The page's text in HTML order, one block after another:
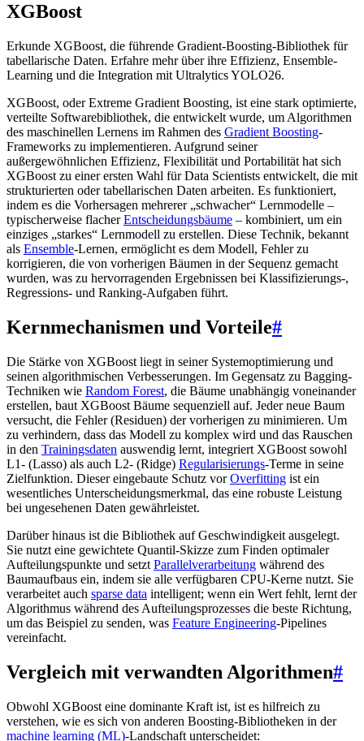
XGBoost
Erkunde XGBoost, die führende Gradient-Boosting-Bibliothek für
tabellarische Daten. Erfahre mehr über ihre Effizienz, Ensemble-
Learning und die Integration mit Ultralytics YOLO26.
XGBoost, oder Extreme Gradient Boosting, ist eine stark optimierte,
verteilte Softwarebibliothek, die entwickelt wurde, um Algorithmen
des maschinellen Lernens im Rahmen des Gradient Boosting-
Frameworks zu implementieren. Aufgrund seiner
außergewöhnlichen Effizienz, Flexibilität und Portabilität hat sich
XGBoost zu einer ersten Wahl für Data Scientists entwickelt, die mit
strukturierten oder tabellarischen Daten arbeiten. Es funktioniert,
indem es die Vorhersagen mehrerer „schwacher“ Lernmodelle –
typischerweise flacherEntscheidungsbäume – kombiniert, um ein
einziges „starkes“ Lernmodell zu erstellen. Diese Technik, bekannt
als Ensemble-Lernen, ermöglicht es dem Modell, Fehler zu
korrigieren, die von vorherigen Bäumen in der Sequenz gemacht
wurden, was zu hervorragenden Ergebnissen bei Klassifizierungs-,
Regressions- und Ranking-Aufgaben führt.
Kernmechanismen und Vorteile#
Die Stärke von XGBoost liegt in seiner Systemoptimierung und
seinen algorithmischen Verbesserungen. Im Gegensatz zu Bagging-
Techniken wie Random Forest, die Bäume unabhängig voneinander
erstellen, baut XGBoost Bäume sequenziell auf. Jeder neue Baum
versucht, die Fehler (Residuen) der vorherigen zu minimieren. Um
zu verhindern, dass das Modell zu komplex wird und das Rauschen
in den Trainingsdaten auswendig lernt, integriert XGBoost sowohl
L1- (Lasso) als auch L2- (Ridge) Regularisierungs-Terme in seine
Zielfunktion. Dieser eingebaute Schutz vorOverfitting ist ein
wesentliches Unterscheidungsmerkmal, das eine robuste Leistung
bei ungesehenen Daten gewährleistet.
Darüber hinaus ist die Bibliothek auf Geschwindigkeit ausgelegt.
Sie nutzt eine gewichtete Quantil-Skizze zum Finden optimaler
Aufteilungspunkte und setzt Parallelverarbeitung während des
Baumaufbaus ein, indem sie alle verfügbaren CPU-Kerne nutzt. Sie
verarbeitet auch sparse data intelligent; wenn ein Wert fehlt, lernt der
Algorithmus während des Aufteilungsprozesses die beste Richtung,
um das Beispiel zu senden, was Feature Engineering-Pipelines
vereinfacht.
Vergleich mit verwandten Algorithmen#
Obwohl XGBoost eine dominante Kraft ist, ist es hilfreich zu
verstehen, wie es sich von anderen Boosting-Bibliotheken in der
machine learning (ML)-Landschaft unterscheidet: